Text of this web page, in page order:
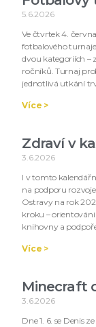
5.6.2026
Ve čtvrtek 4.
fotbalového
dvou kategoriích –
ročníků. Turnaj
jednotlivá utkání
Více >
Zdraví v
3.6.2026
I v tomto
na podporu
Ostravy na rok
kroku –
knihovny a
Více >
Minecraft
3.6.2026
Dne 1. 6. se Denis